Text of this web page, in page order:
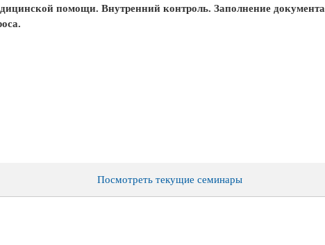
помощи. Внутренний контроль. Заполнение
Посмотреть текущие семинары